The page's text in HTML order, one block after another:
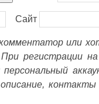
Сайт
или
регистрации